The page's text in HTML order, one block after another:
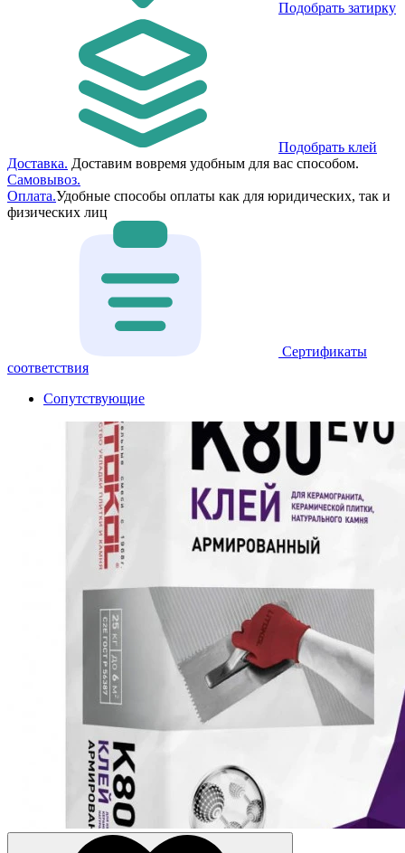
Подобрать затирку
Подобрать клей
Доставка. Доставим вовремя удобным для вас способом.
Самовывоз.
Оплата.Удобные способы оплаты как для юридических, так и
физических лиц
Сертификаты
соответствия
Сопутствующие